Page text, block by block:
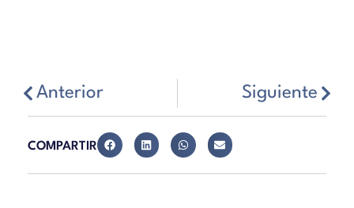
Anterior Siguiente
COMPARTIR